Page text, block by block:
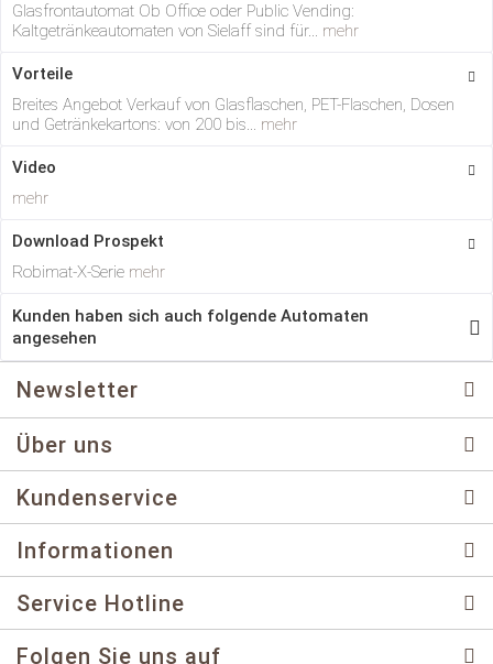
Glasfrontautomat Ob Office oder Public Vending:
Kaltgetränkeautomaten von Sielaff sind für... mehr
Vorteile
Breites Angebot Verkauf von Glasflaschen, PET-Flaschen, Dosen
und Getränkekartons: von 200 bis... mehr
Video
mehr
Download Prospekt
Robimat-X-Serie mehr
Kunden haben sich auch folgende Automaten
angesehen
Newsletter
Über uns
Kundenservice
Informationen
Service Hotline
Folgen Sie uns auf